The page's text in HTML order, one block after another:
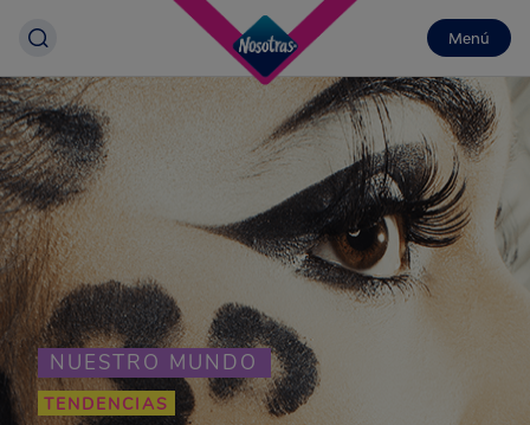
Menú
NUESTRO MUNDO
TENDENCIAS